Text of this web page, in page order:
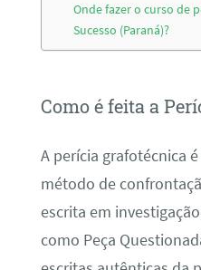
Onde fazer o curso de
Sucesso (Paraná)?
Como é feita a
A perícia grafotécnica
método de
escrita em
como Peça